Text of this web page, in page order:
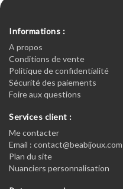
Informations :
A propos
Conditions de vente
Politique de confidentialité
Sécurité des paiements
Foire aux questions
Services client :
Me contacter
Email : contact@beabijoux.com
Plan du site
Nuanciers personnalisation